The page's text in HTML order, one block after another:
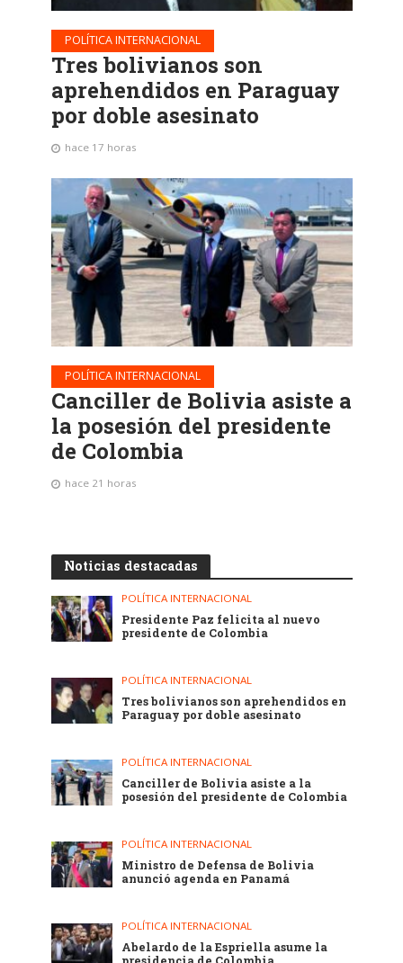
POLÍTICA INTERNACIONAL
Tres bolivianos son
aprehendidos en Paraguay
por doble asesinato
hace 17 horas
POLÍTICA INTERNACIONAL
Canciller de Bolivia asiste a
la posesión del presidente
de Colombia
hace 21 horas
Noticias destacadas
POLÍTICA INTERNACIONAL
Presidente Paz felicita al nuevo
presidente de Colombia
POLÍTICA INTERNACIONAL
Tres bolivianos son aprehendidos en
Paraguay por doble asesinato
POLÍTICA INTERNACIONAL
Canciller de Bolivia asiste a la
posesión del presidente de Colombia
POLÍTICA INTERNACIONAL
Ministro de Defensa de Bolivia
anunció agenda en Panamá
POLÍTICA INTERNACIONAL
Abelardo de la Espriella asume la